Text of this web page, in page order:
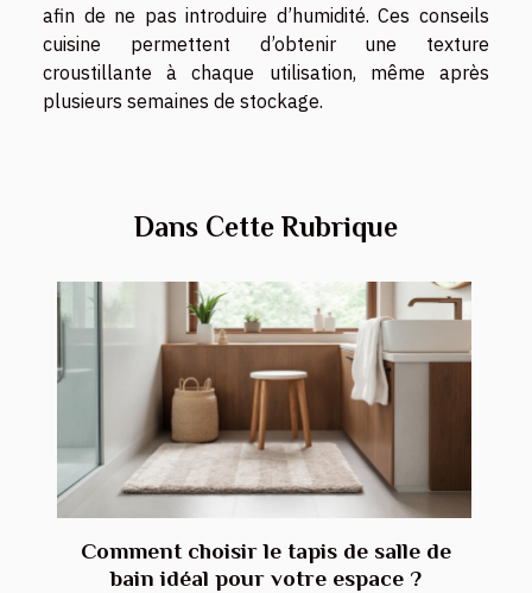
afin de ne pas introduire d’humidité. Ces conseils
cuisine permettent d’obtenir une texture
croustillante à chaque utilisation, même après
plusieurs semaines de stockage.
Dans Cette Rubrique
Comment choisir le tapis de salle de
bain idéal pour votre espace ?